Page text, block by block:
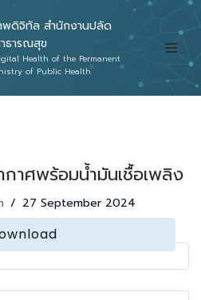
พดิจิทัล สำนักงานปลัด
ธารณสุข
Health of the Permanent
of Public Health
าศพร้อมน้ำมันเชื้อเพลิง
27 September 2024